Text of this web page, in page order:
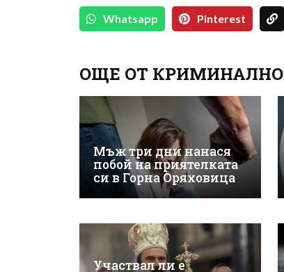
Whatsapp Pinterest
ОЩЕ ОТ КРИМИНАЛНО
Мъж три дни нанася
побой на приятелката
си в Горна Оряховица
Участвал ли е